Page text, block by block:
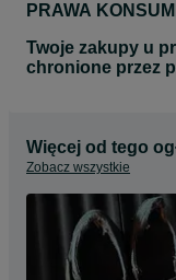
PRAWA
Twoje zakupy u
chronione przez
Więcej od tego
Zobacz wszystkie